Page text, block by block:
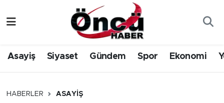
Asayiş Siyaset Gündem Spor Ekonomi
HABERLER ASAYIŞ
Gündem
Sağlık & Çevre
Düzce Nöbetçi Eczaneler
Düzce Hava Durumu
Düzce Namaz Vakitleri